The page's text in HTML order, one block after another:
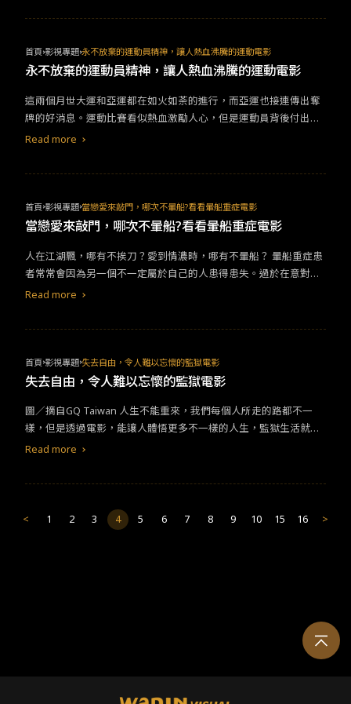
首頁 影視專題 永不放棄的運動員精神，讓人熱血沸騰的運動電影
永不放棄的運動員精神，讓人熱血沸騰的運動電影
這兩個月世大運和亞運都在如火如荼的進行，而亞運也接連傳出奪
牌的好消息。運動比賽看似熱血激勵人心，但是運動員背後付出的
努力往往不為人知，如果有幸參加全國甚至世界賽事獲獎，才有可
Read more
首頁 影視專題 當戀愛來敲門，哪次不暈船?看看暈船重症電影
當戀愛來敲門，哪次不暈船?看看暈船重症電影
人在江湖飄，哪有不挨刀？愛到情濃時，哪有不暈船？ 暈船重症患
者常常會因為另一個不一定屬於自己的人患得患失。過於在意對方
感受，即便知道對方對自己沒有感情或只是玩玩，也還是一股腦栽
Read more
首頁 影視專題 失去自由，令人難以忘懷的監獄電影
失去自由，令人難以忘懷的監獄電影
圖／摘自GQ Taiwan 人生不能重來，我們每個人所走的路都不一
樣，但是透過電影，能讓人體悟更多不一樣的人生，監獄生活就是
其中一種。在普羅大眾印象中，監獄是懲罰犯人的場所，令人生
Read more
< 1 2 3 4 5 6 7 8 9 10 15 16 >